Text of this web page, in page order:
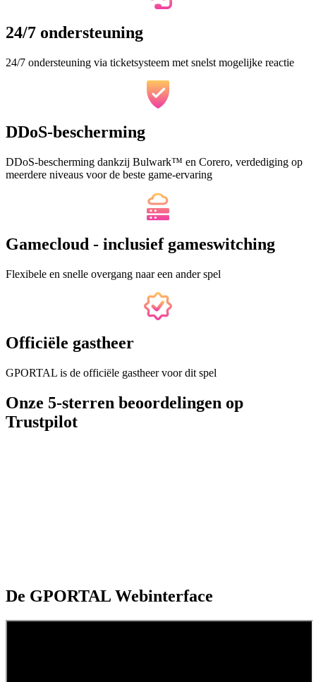
24/7 ondersteuning
24/7 ondersteuning via ticketsysteem met snelst mogelijke reactie
DDoS-bescherming
DDoS-bescherming dankzij Bulwark™ en Corero, verdediging op
meerdere niveaus voor de beste game-ervaring
Gamecloud - inclusief gameswitching
Flexibele en snelle overgang naar een ander spel
Officiële gastheer
GPORTAL is de officiële gastheer voor dit spel
Onze 5-sterren beoordelingen op
Trustpilot
De GPORTAL Webinterface